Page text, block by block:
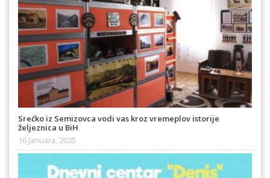
Srećko iz Semizovca vodi vas kroz vremeplov istorije
željeznica u BiH
16 Januara, 2025